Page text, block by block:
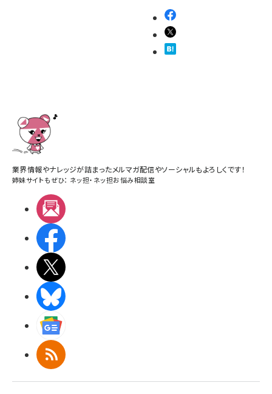
業界情報やナレッジが詰まったメルマガ配信やソーシャルもよろしくです！
姉妹サイトもぜひ： ネッ担・ ネッ担お悩み相談室
RSS